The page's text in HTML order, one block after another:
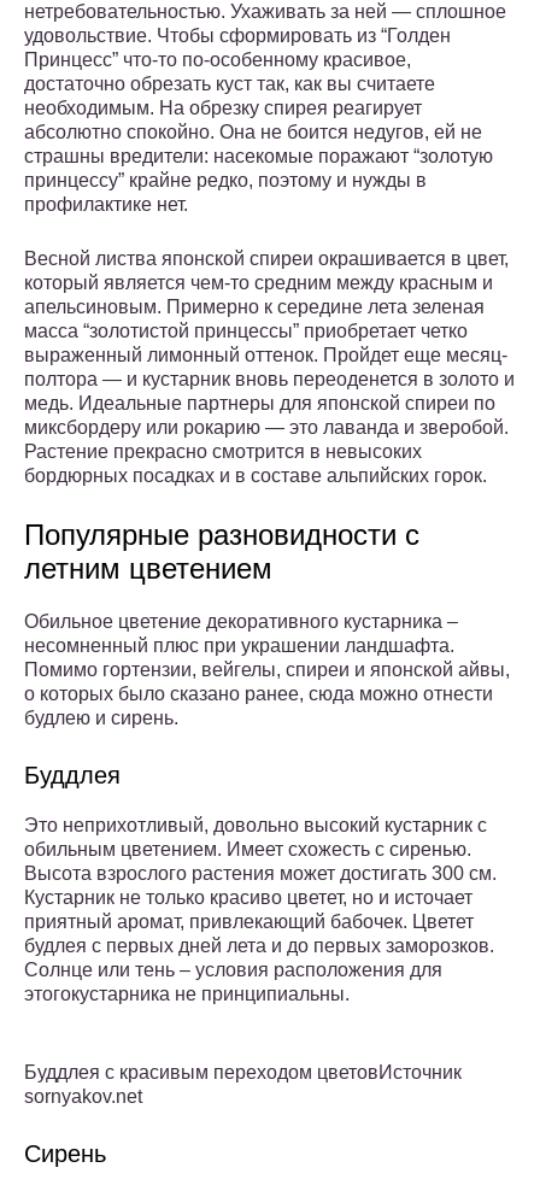
нетребовательностью. Ухаживать за ней — сплошное
удовольствие. Чтобы сформировать из “Голден
Принцесс” что-то по-особенному красивое,
достаточно обрезать куст так, как вы считаете
необходимым. На обрезку спирея реагирует
абсолютно спокойно. Она не боится недугов, ей не
страшны вредители: насекомые поражают “золотую
принцессу” крайне редко, поэтому и нужды в
профилактике нет.
Весной листва японской спиреи окрашивается в цвет,
который является чем-то средним между красным и
апельсиновым. Примерно к середине лета зеленая
масса “золотистой принцессы” приобретает четко
выраженный лимонный оттенок. Пройдет еще месяц-
полтора — и кустарник вновь переоденется в золото и
медь. Идеальные партнеры для японской спиреи по
миксбордеру или рокарию — это лаванда и зверобой.
Растение прекрасно смотрится в невысоких
бордюрных посадках и в составе альпийских горок.
Популярные разновидности с
летним цветением
Обильное цветение декоративного кустарника –
несомненный плюс при украшении ландшафта.
Помимо гортензии, вейгелы, спиреи и японской айвы,
о которых было сказано ранее, сюда можно отнести
будлею и сирень.
Буддлея
Это неприхотливый, довольно высокий кустарник с
обильным цветением. Имеет схожесть с сиренью.
Высота взрослого растения может достигать 300 см.
Кустарник не только красиво цветет, но и источает
приятный аромат, привлекающий бабочек. Цветет
будлея с первых дней лета и до первых заморозков.
Солнце или тень – условия расположения для
этогокустарника не принципиальны.
Буддлея с красивым переходом цветовИсточник
sornyakov.net
Сирень